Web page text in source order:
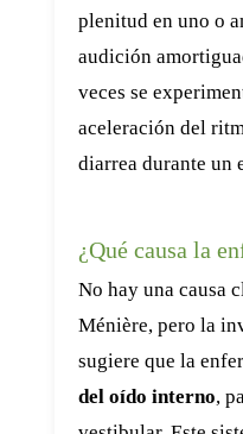
plenitud en uno o
audición
veces se
aceleración del
diarrea durante un
¿Qué causa la
No hay una causa
Ménière, pero la
sugiere que la
del oído interno,